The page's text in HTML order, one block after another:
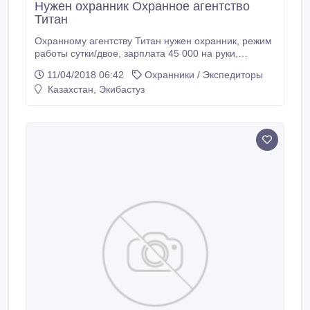
Нужен охранник Охранное агентство
Титан
Охранному агентству Титан нужен охранник, режим
работы сутки/двое, зарплата 45 000 на руки,
бесплатно, зарплата последний день месяца без
задержек, звоните 8-777-002-4366..
11/04/2018 06:42
Охранники / Экспедиторы
Казахстан, Экибастуз